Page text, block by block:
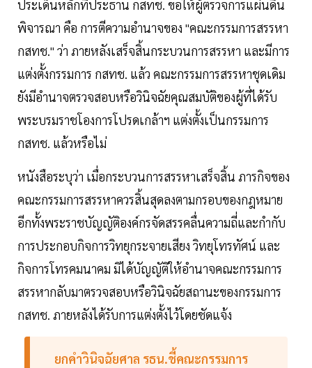
ประเด็นหลักที่ประธาน กสทช. ขอให้ผู้ตรวจการแผ่นดิน
พิจารณา คือ การตีความอำนาจของ "คณะกรรมการสรรหา
กสทช." ว่า ภายหลังเสร็จสิ้นกระบวนการสรรหา และมีการ
แต่งตั้งกรรมการ กสทช. แล้ว คณะกรรมการสรรหาชุดเดิม
ยังมีอำนาจตรวจสอบหรือวินิจฉัยคุณสมบัติของผู้ที่ได้รับ
พระบรมราชโองการโปรดเกล้าฯ แต่งตั้งเป็นกรรมการ
กสทช. แล้วหรือไม่
หนังสือระบุว่า เมื่อกระบวนการสรรหาเสร็จสิ้น ภารกิจของ
คณะกรรมการสรรหาควรสิ้นสุดลงตามกรอบของกฎหมาย
อีกทั้งพระราชบัญญัติองค์กรจัดสรรคลื่นความถี่และกำกับ
การประกอบกิจการวิทยุกระจายเสียง วิทยุโทรทัศน์ และ
กิจการโทรคมนาคม มิได้บัญญัติให้อำนาจคณะกรรมการ
สรรหากลับมาตรวจสอบหรือวินิจฉัยสถานะของกรรมการ
กสทช. ภายหลังได้รับการแต่งตั้งไว้โดยชัดแจ้ง
ยกคำวินิจฉัยศาล รธน.ชี้คณะกรรมการ